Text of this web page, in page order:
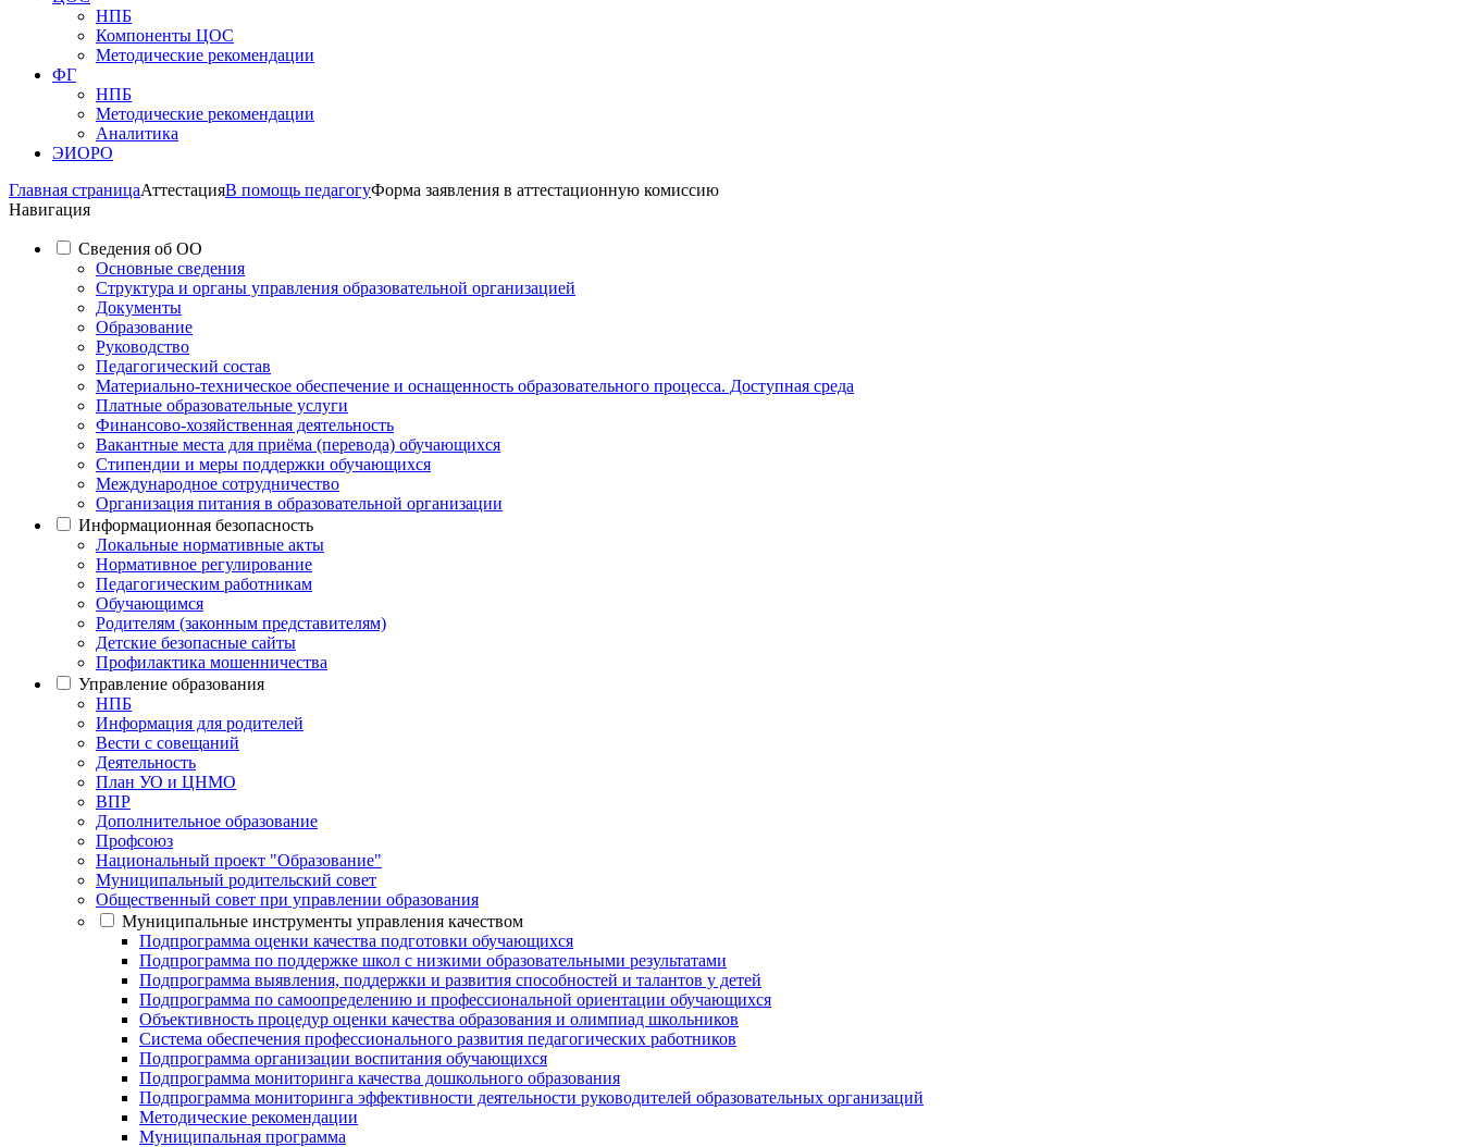
НПБ
Компоненты ЦОС
Методические рекомендации
ФГ
НПБ
Методические рекомендации
Аналитика
ЭИОРО
Главная страницаАттестацияВ помощь педагогуФорма заявления в аттестационную комиссию
Навигация
Сведения об ОО
Основные сведения
Структура и органы управления образовательной организацией
Документы
Образование
Руководство
Педагогический состав
Материально-техническое обеспечение и оснащенность образовательного процесса. Доступная среда
Платные образовательные услуги
Финансово-хозяйственная деятельность
Вакантные места для приёма (перевода) обучающихся
Стипендии и меры поддержки обучающихся
Международное сотрудничество
Организация питания в образовательной организации
Информационная безопасность
Локальные нормативные акты
Нормативное регулирование
Педагогическим работникам
Обучающимся
Родителям (законным представителям)
Детские безопасные сайты
Профилактика мошенничества
Управление образования
НПБ
Информация для родителей
Вести с совещаний
Деятельность
План УО и ЦНМО
ВПР
Дополнительное образование
Профсоюз
Национальный проект "Образование"
Муниципальный родительский совет
Общественный совет при управлении образования
Муниципальные инструменты управления качеством
Подпрограмма оценки качества подготовки обучающихся
Подпрограмма по поддержке школ с низкими образовательными результатами
Подпрограмма выявления, поддержки и развития способностей и талантов у детей
Подпрограмма по самоопределению и профессиональной ориентации обучающихся
Объективность процедур оценки качества образования и олимпиад школьников
Система обеспечения профессионального развития педагогических работников
Подпрограмма организации воспитания обучающихся
Подпрограмма мониторинга качества дошкольного образования
Подпрограмма мониторинга эффективности деятельности руководителей образовательных организаций
Методические рекомендации
Муниципальная программа